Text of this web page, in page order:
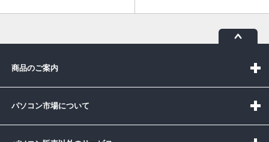
商品のご案内
パソコン市場について